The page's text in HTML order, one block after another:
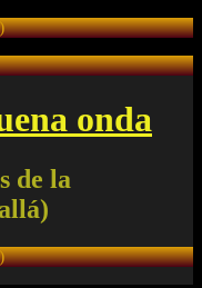
onda
de la